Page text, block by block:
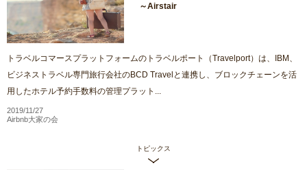
～Airstair
トラベルコマースプラットフォームのトラベルポート（Travelport）は、IBM、
ビジネストラベル専門旅行会社のBCD Travelと連携し、ブロックチェーンを活
用したホテル予約手数料の管理プラット...
2019/11/27
Airbnb大家の会
トピックス